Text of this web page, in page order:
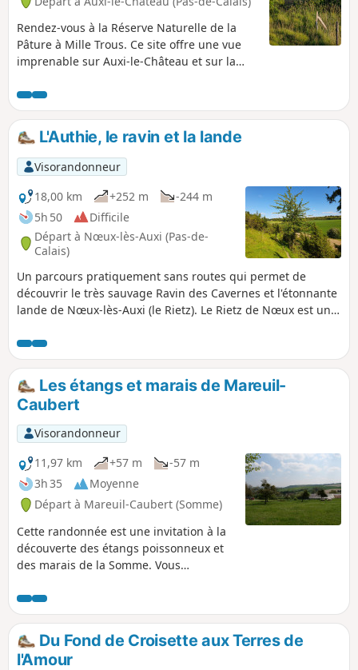
Rendez-vous à la Réserve Naturelle de la
Pâture à Mille Trous. Ce site offre une vue
imprenable sur Auxi-le-Château et sur la
un bon bol d'air. Prévoyez de bonnes
chaussures!
L'Authie, le ravin et la lande
Visorandonneur
18,00 km
+252 m
-244 m
5h 50
Difficile
Départ à Nœux-lès-Auxi (Pas-de-
Calais)
Un parcours pratiquement sans routes qui permet de
découvrir le très sauvage Ravin des Cavernes et l'étonnante
lande de Nœux-lès-Auxi (le Rietz). Le Rietz de Nœux est une
printemps de très belles orchidées. Bien sûr, ne pas
cueillir ! Ce circuit reprend une très grande partie du
"Sentier de l'Étoile" dont on trouve quelques tracés, mais
pas de descriptif. En outre son balisage est minimaliste
(peut-être même disparu en mai 2025). Les barrières sont
près du grillage à droite Avant de vous attaquer à ce
parcours, je vous conseille de visionner les 2 vidéos dont on
trouve les liens dans le commentaire de Denis.
Les étangs et marais de Mareuil-
Caubert
Visorandonneur
11,97 km
+57 m
-57 m
3h 35
Moyenne
Départ à Mareuil-Caubert (Somme)
Cette randonnée est une invitation à la
découverte des étangs poissonneux et
des marais de la Somme. Vous
la flore (fritillaire sauvage)
caractéristiques de la région.
Du Fond de Croisette aux Terres de
l'Amour